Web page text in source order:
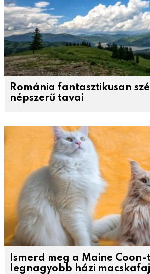
Románia fantasztikusan
népszerű tavai
Ismerd meg a Maine
legnagyobb házi